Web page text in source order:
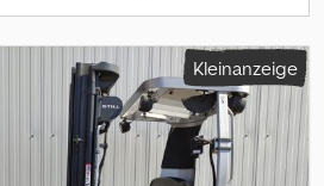
Kleinanzeige